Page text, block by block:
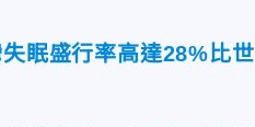
眠盛行率高達28%比